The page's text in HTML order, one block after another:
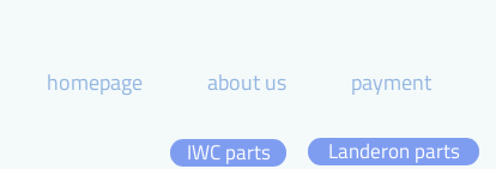
homepage about us payment
IWC parts
Landeron parts